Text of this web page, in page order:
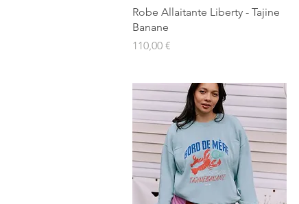
Aperçu rapide
Robe Allaitante Liberty - Tajine
Banane
Prix
110,00 €